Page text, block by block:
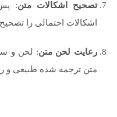
تصحیح اشکالات متن: پس
اشکالات احتمالی را
رعایت لحن متن: لحن و
متن ترجمه شده طبیعی و